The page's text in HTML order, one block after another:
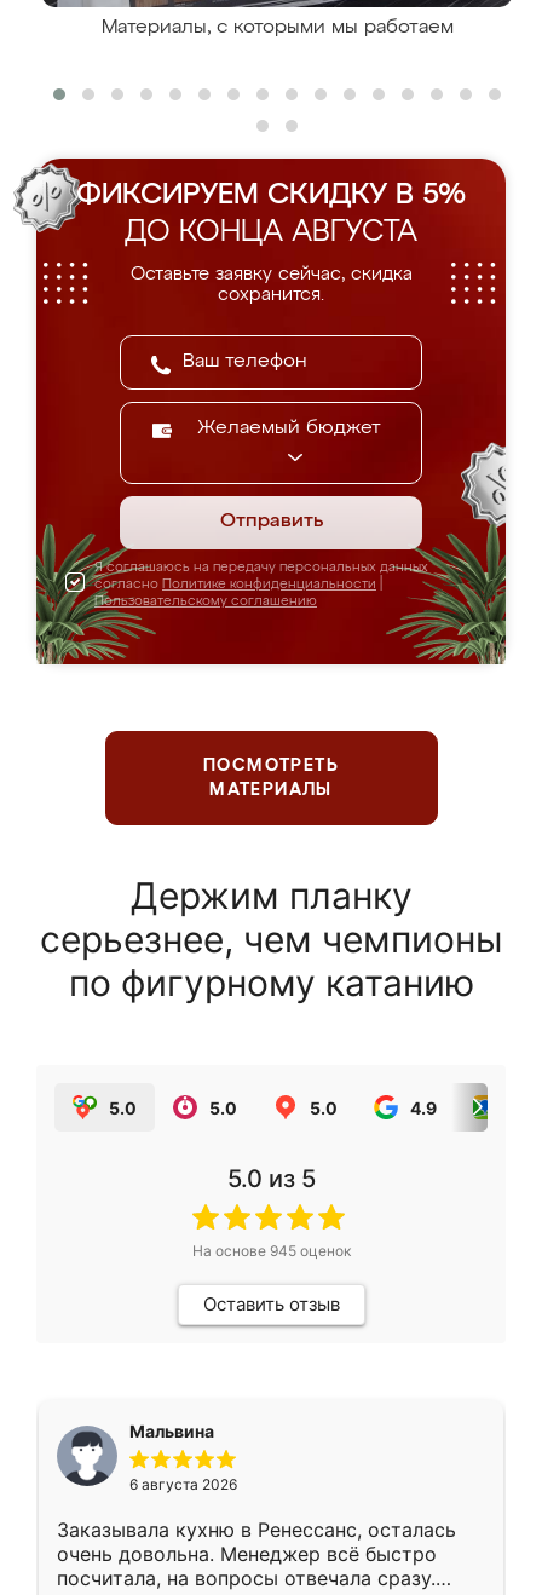
Материалы, с которыми мы работаем
ФИКСИРУЕМ СКИДКУ В 5%
ДО КОНЦА АВГУСТА
Оставьте заявку сейчас, скидка
сохранится.
Желаемый бюджет
Отправить
Я соглашаюсь на передачу персональных данных
согласно Политике конфиденциальности
Пользовательскому соглашению
ПОСМОТРЕТЬ
МАТЕРИАЛЫ
Держим планку
серьезнее, чем чемпионы
по фигурному катанию
5.0 5.0 5.0 4.9
5.0 из 5
На основе 945оценок
Оставить отзыв
Мальвина
6 августа 2026
Заказывала кухню в Ренессанс, осталась
очень довольна. Менеджер всё быстро
посчитала, на вопросы отвечала сразу.